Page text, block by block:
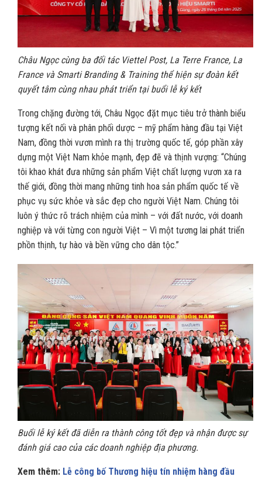
Châu Ngọc cùng ba đối tác Viettel Post, La Terre France, La
France và Smarti Branding & Training thể hiện sự đoàn kết
quyết tâm cùng nhau phát triển tại buổi lễ ký kết
Trong chặng đường tới, Châu Ngọc đặt mục tiêu trở thành biểu
tượng kết nối và phân phối dược – mỹ phẩm hàng đầu tại Việt
Nam, đồng thời vươn mình ra thị trường quốc tế, góp phần xây
dựng một Việt Nam khỏe mạnh, đẹp đẽ và thịnh vượng: “Chúng
tôi khao khát đưa những sản phẩm Việt chất lượng vươn xa ra
thế giới, đồng thời mang những tinh hoa sản phẩm quốc tế về
phục vụ sức khỏe và sắc đẹp cho người Việt Nam. Chúng tôi
luôn ý thức rõ trách nhiệm của mình – với đất nước, với doanh
nghiệp và với từng con người Việt – Vì một tương lai phát triển
phồn thịnh, tự hào và bền vững cho dân tộc.”
Buổi lễ ký kết đã diễn ra thành công tốt đẹp và nhận được sự
đánh giá cao của các doanh nghiệp địa phương.
Xem thêm: Lễ công bố Thương hiệu tín nhiệm hàng đầu